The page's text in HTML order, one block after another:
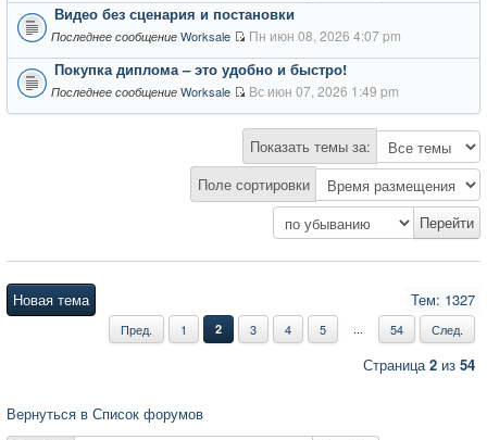
Видео без сценария и постановки
Последнее сообщение Worksale Пн июн 08, 2026 4:07 pm
Покупка диплома – это удобно и быстро!
Последнее сообщение Worksale Вс июн 07, 2026 1:49 pm
Показать темы за:
Поле сортировки
Новая тема Тем: 1327
Пред. 1 2 3 4 5 ... 54 След.
Страница2 из 54
Вернуться в Список форумов